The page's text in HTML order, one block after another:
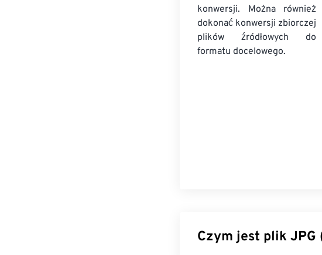
konwersji. Można również
dokonać konwersji zbiorczej
plików źródłowych do
formatu docelowego.
Czym jest plik